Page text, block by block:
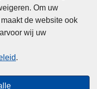
Om uw
de website ook
wij uw
.